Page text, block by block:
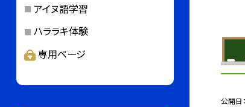
公開日
アイヌ語学習
ハララキ体験
専用ページ